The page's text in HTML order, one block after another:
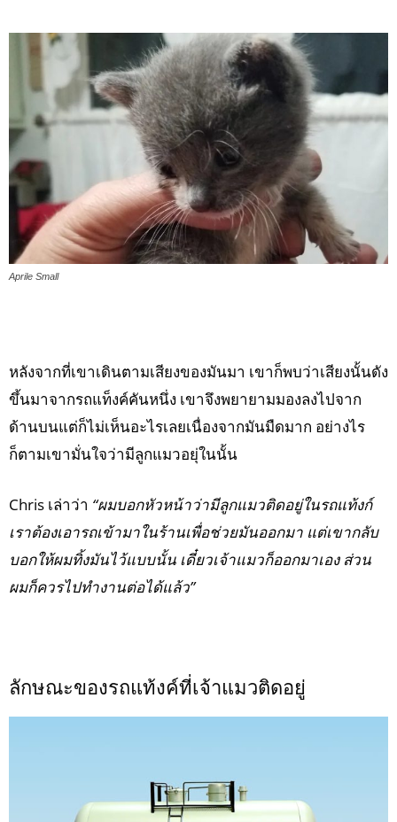
Aprile Small
หลังจากที่เขาเดินตามเสียงของมันมา เขาก็พบว่าเสียงนั้นดัง
ขึ้นมาจากรถแท็งค์คันหนึ่ง เขาจึงพยายามมองลงไปจาก
ด้านบนแต่ก็ไม่เห็นอะไรเลยเนื่องจากมันมืดมาก อย่างไร
ก็ตามเขามั่นใจว่ามีลูกแมวอยุ่ในนั้น
Chris เล่าว่า “ผมบอกหัวหน้าว่ามีลูกแมวติดอยู่ในรถแท้งก์
เราต้องเอารถเข้ามาในร้านเพื่อช่วยมันออกมา แต่เขากลับ
บอกให้ผมทิ้งมันไว้แบบนั้น เดี๋ยวเจ้าแมวก็ออกมาเอง ส่วน
ผมก็ควรไปทำงานต่อได้แล้ว”
ลักษณะของรถแท้งค์ที่เจ้าแมวติดอยู่